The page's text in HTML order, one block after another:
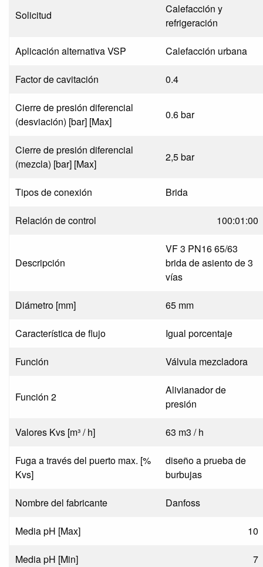
Solicitud
Calefacción y
refrigeración
Aplicación alternativa VSP Calefacción urbana
Factor de cavitación 0.4
Cierre de presión diferencial
(desviación) [bar] [Max]
0.6 bar
Cierre de presión diferencial
(mezcla) [bar] [Max]
2,5 bar
Tipos de conexión Brida
Relación de control 100:01:00
Descripción
VF 3 PN16 65/63
brida de asiento de 3
vías
Diámetro [mm] 65 mm
Característica de flujo Igual porcentaje
Función Válvula mezcladora
Función 2
Alivianador de
presión
Valores Kvs [m³ / h] 63 m3 / h
Fuga a través del puerto max. [%
Kvs]
diseño a prueba de
burbujas
Nombre del fabricante Danfoss
Media pH [Max] 10
Media pH [Min] 7